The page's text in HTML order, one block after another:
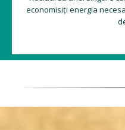
economisiți energia